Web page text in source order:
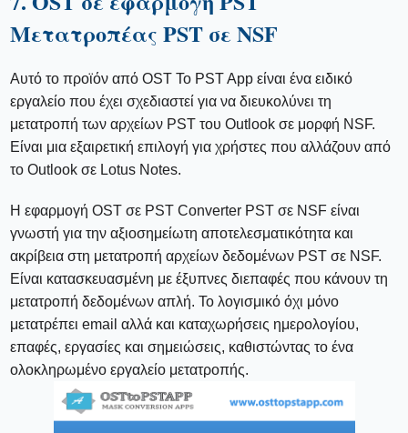
Μετατροπέας PST σε NSF
Αυτό το προϊόν από OST To PST App είναι ένα ειδικό
εργαλείο που έχει σχεδιαστεί για να διευκολύνει τη
μετατροπή των αρχείων PST του Outlook σε μορφή NSF.
Είναι μια εξαιρετική επιλογή για χρήστες που αλλάζουν από
το Outlook σε Lotus Notes.
Η εφαρμογή OST σε PST Converter PST σε NSF είναι
γνωστή για την αξιοσημείωτη αποτελεσματικότητα και
ακρίβεια στη μετατροπή αρχείων δεδομένων PST σε NSF.
Είναι κατασκευασμένη με έξυπνες διεπαφές που κάνουν τη
μετατροπή δεδομένων απλή. Το λογισμικό όχι μόνο
μετατρέπει email αλλά και καταχωρήσεις ημερολογίου,
επαφές, εργασίες και σημειώσεις, καθιστώντας το ένα
ολοκληρωμένο εργαλείο μετατροπής.